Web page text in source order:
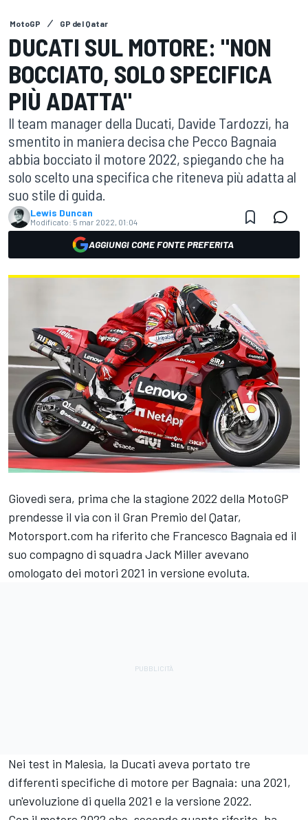
MotoGP GP del Qatar
DUCATI SUL MOTORE: "NON
BOCCIATO, SOLO SPECIFICA
PIÙ ADATTA"
Il team manager della Ducati, Davide Tardozzi, ha
smentito in maniera decisa che Pecco Bagnaia
abbia bocciato il motore 2022, spiegando che ha
solo scelto una specifica che riteneva più adatta al
suo stile di guida.
Lewis Duncan
Modificato: 5 mar 2022, 01:04
AGGIUNGI COME FONTE PREFERITA
Giovedì sera, prima che la stagione 2022 della MotoGP
prendesse il via con il Gran Premio del Qatar,
Motorsport.com ha riferito che Francesco Bagnaia ed il
suo compagno di squadra Jack Milleravevano
omologato dei motori 2021 in versione evoluta.
Nei test in Malesia, la Ducati aveva portato tre
differenti specifiche di motore per Bagnaia: una 2021,
un'evoluzione di quella 2021 e la versione 2022.